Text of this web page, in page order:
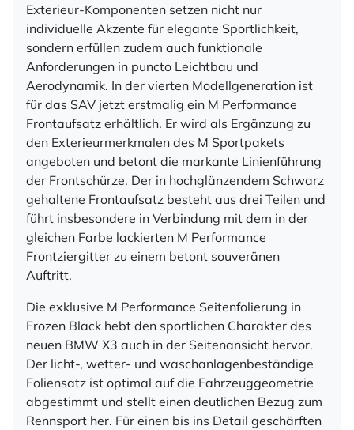
Exterieur-Komponenten setzen nicht nur
individuelle Akzente für elegante Sportlichkeit,
sondern erfüllen zudem auch funktionale
Anforderungen in puncto Leichtbau und
Aerodynamik. In der vierten Modellgeneration ist
für das SAV jetzt erstmalig ein M Performance
Frontaufsatz erhältlich. Er wird als Ergänzung zu
den Exterieurmerkmalen des M Sportpakets
angeboten und betont die markante Linienführung
der Frontschürze. Der in hochglänzendem Schwarz
gehaltene Frontaufsatz besteht aus drei Teilen und
führt insbesondere in Verbindung mit dem in der
gleichen Farbe lackierten M Performance
Frontziergitter zu einem betont souveränen
Auftritt.
Die exklusive M Performance Seitenfolierung in
Frozen Black hebt den sportlichen Charakter des
neuen BMW X3 auch in der Seitenansicht hervor.
Der licht-, wetter- und waschanlagenbeständige
Foliensatz ist optimal auf die Fahrzeuggeometrie
abgestimmt und stellt einen deutlichen Bezug zum
Rennsport her. Für einen bis ins Detail geschärften